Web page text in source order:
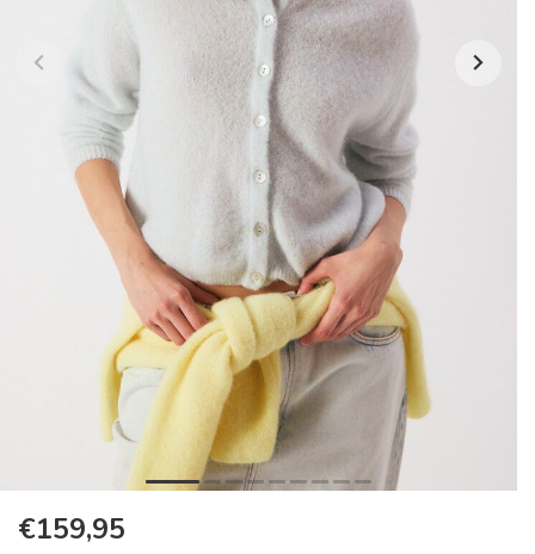
€159,95